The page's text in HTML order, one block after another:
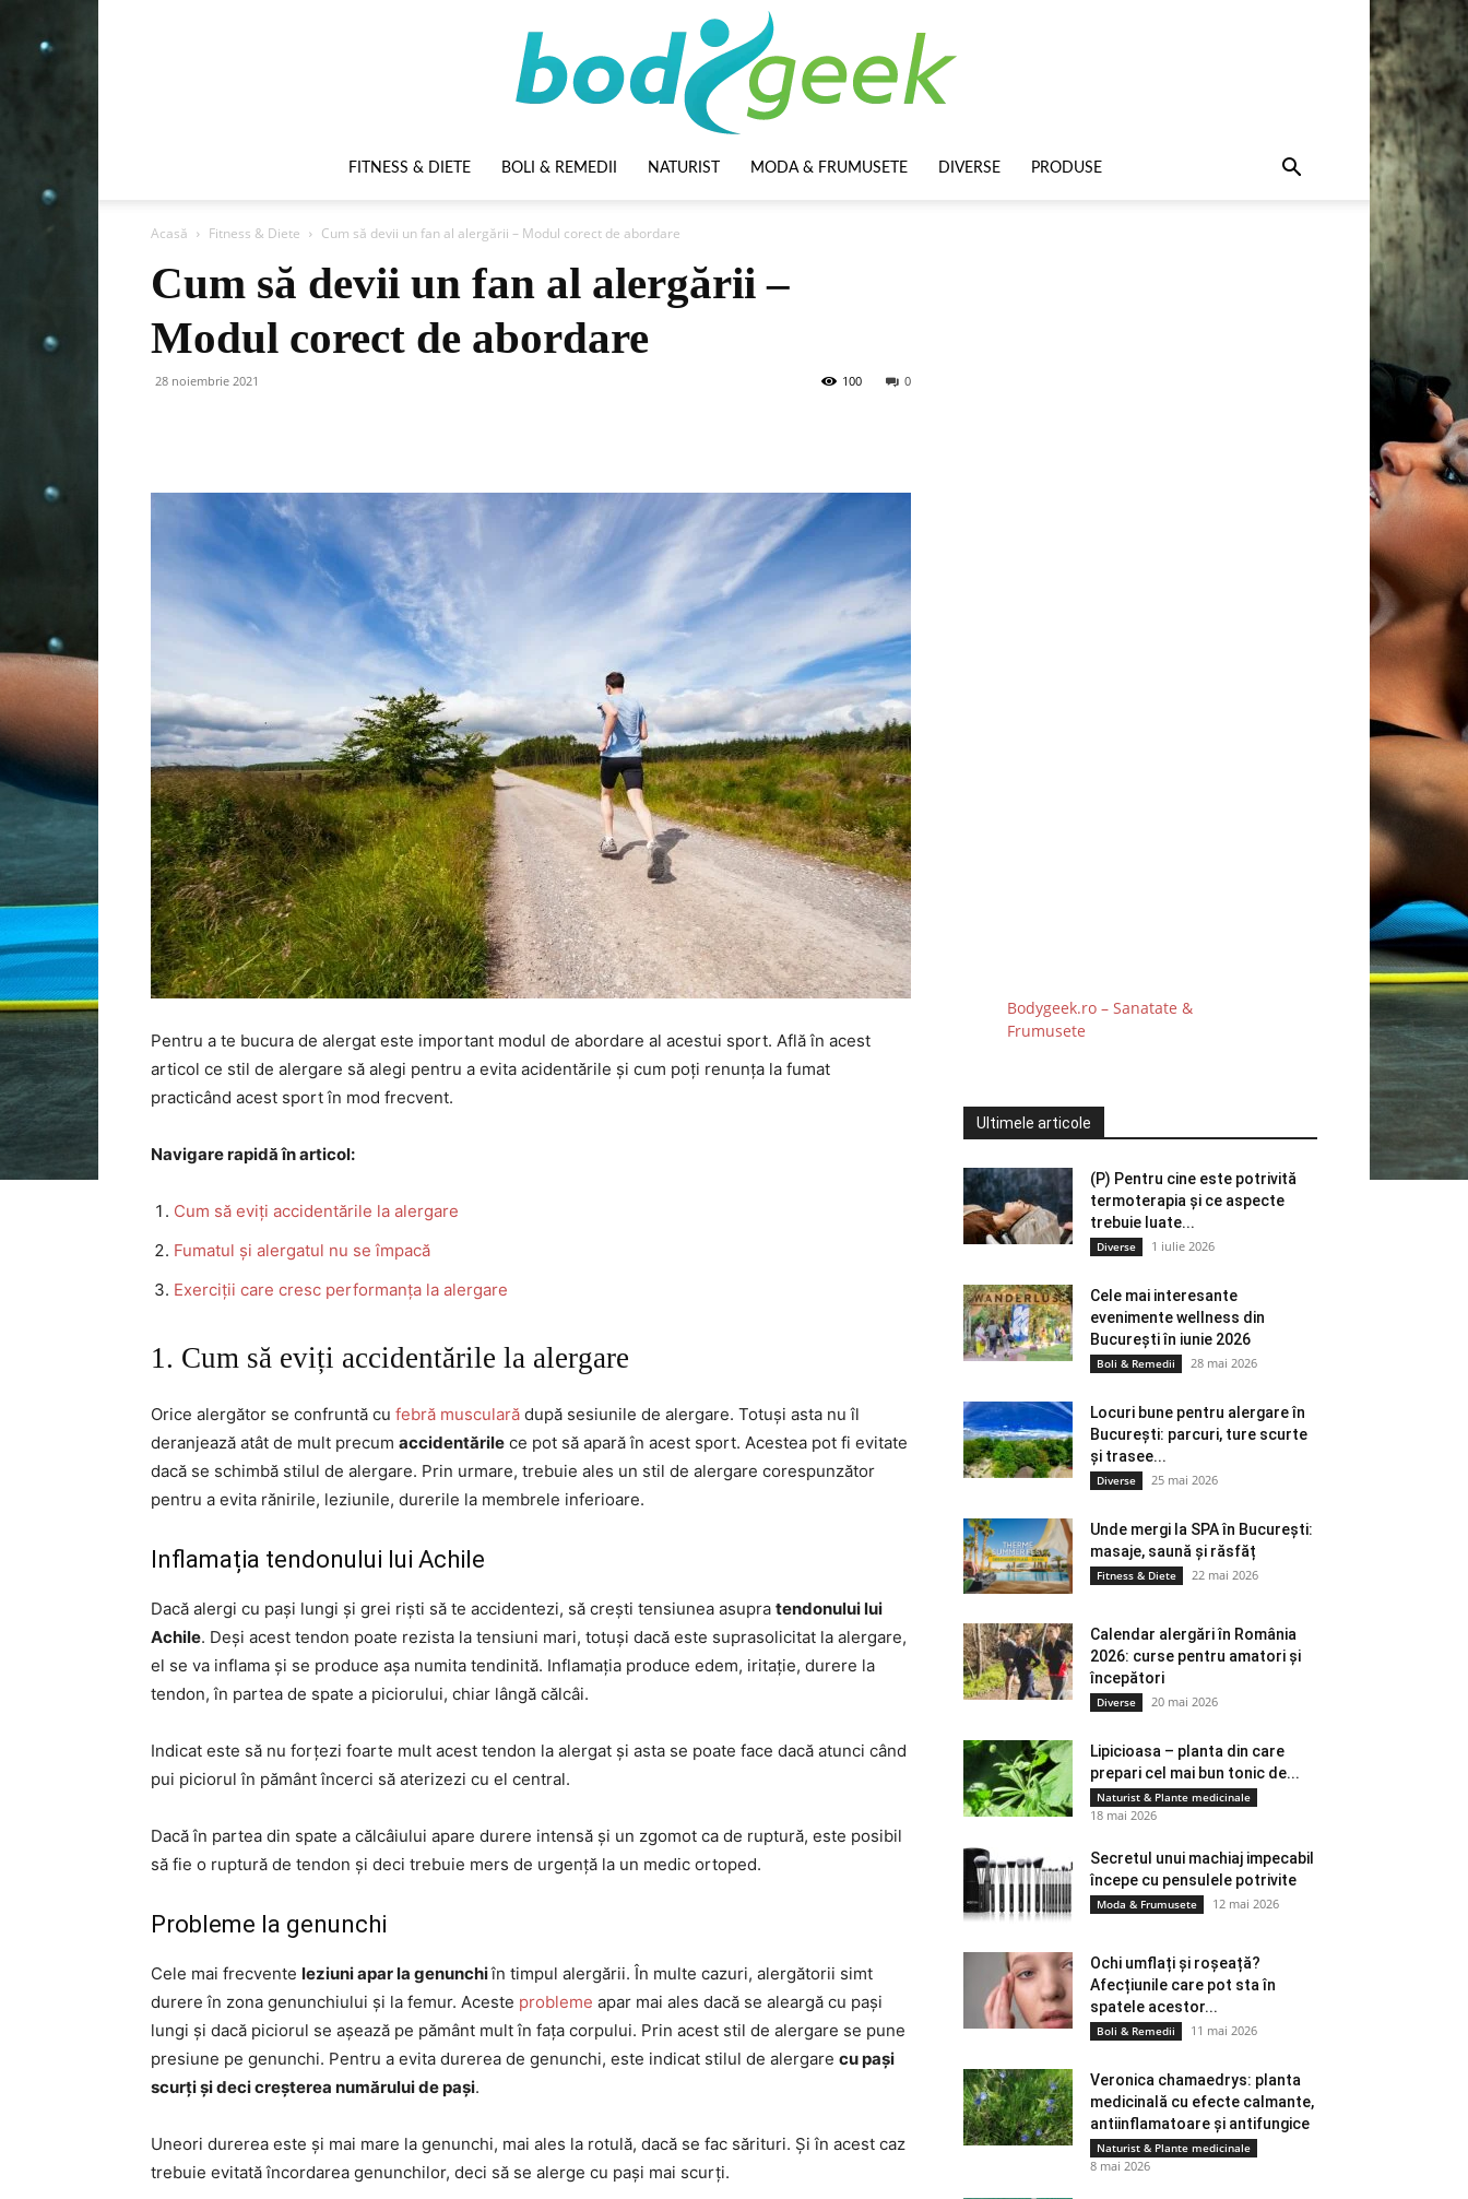
FITNESS & DIETE BOLI & REMEDII NATURIST MODA & FRUMUSETE DIVERSE PRODUSE
Acasă Fitness & Diete Cum să devii un fan al alergării – Modul corect de abordare
Cum să devii un fan al alergării –
Modul corect de abordare
28 noiembrie 2021 0
100
Pentru a te bucura de alergat este important modul de abordare al acestui sport. Află în acest
articol ce stil de alergare să alegi pentru a evita acidentările și cum poți renunța la fumat
practicând acest sport în mod frecvent.
Navigare rapidă în articol:
Cum să eviți accidentările la alergare
Fumatul și alergatul nu se împacă
Exerciții care cresc performanța la alergare
1. Cum să eviți accidentările la alergare
Orice alergător se confruntă cu febră musculară după sesiunile de alergare. Totuși asta nu îl
deranjează atât de mult precum accidentările ce pot să apară în acest sport. Acestea pot fi evitate
dacă se schimbă stilul de alergare. Prin urmare, trebuie ales un stil de alergare corespunzător
pentru a evita rănirile, leziunile, durerile la membrele inferioare.
Inflamația tendonului lui Achile
Dacă alergi cu pași lungi și grei riști să te accidentezi, să crești tensiunea asupra tendonului lui
Achile. Deși acest tendon poate rezista la tensiuni mari, totuși dacă este suprasolicitat la alergare,
el se va inflama și se produce așa numita tendinită. Inflamația produce edem, iritație, durere la
tendon, în partea de spate a piciorului, chiar lângă călcâi.
Indicat este să nu forțezi foarte mult acest tendon la alergat și asta se poate face dacă atunci când
pui piciorul în pământ încerci să aterizezi cu el central.
Dacă în partea din spate a călcâiului apare durere intensă și un zgomot ca de ruptură, este posibil
să fie o ruptură de tendon și deci trebuie mers de urgență la un medic ortoped.
Probleme la genunchi
Cele mai frecvente leziuni apar la genunchiîn timpul alergării. În multe cazuri, alergătorii simt
durere în zona genunchiului și la femur. Aceste probleme apar mai ales dacă se aleargă cu pași
lungi și dacă piciorul se așează pe pământ mult în fața corpului. Prin acest stil de alergare se pune
presiune pe genunchi. Pentru a evita durerea de genunchi, este indicat stilul de alergare cu pași
scurți și deci creșterea numărului de pași.
Uneori durerea este și mai mare la genunchi, mai ales la rotulă, dacă se fac sărituri. Și în acest caz
trebuie evitată încordarea genunchilor, deci să se alerge cu pași mai scurți.
Bodygeek.ro – Sanatate &
Frumusete
Ultimele articole
(P) Pentru cine este potrivită
termoterapia și ce aspecte
trebuie luate...
Diverse 1 iulie 2026
Cele mai interesante
evenimente wellness din
București în iunie 2026
Boli & Remedii 28 mai 2026
Locuri bune pentru alergare în
București: parcuri, ture scurte
și trasee...
Diverse 25 mai 2026
Unde mergi la SPA în București:
masaje, saună și răsfăț
Fitness & Diete 22 mai 2026
Calendar alergări în România
2026: curse pentru amatori și
începători
Diverse 20 mai 2026
Lipicioasa – planta din care
prepari cel mai bun tonic de...
Naturist & Plante medicinale
18 mai 2026
Secretul unui machiaj impecabil
începe cu pensulele potrivite
Moda & Frumusete 12 mai 2026
Ochi umflați și roșeață?
Afecțiunile care pot sta în
spatele acestor...
Boli & Remedii 11 mai 2026
Veronica chamaedrys: planta
medicinală cu efecte calmante,
antiinflamatoare și antifungice
Naturist & Plante medicinale
8 mai 2026